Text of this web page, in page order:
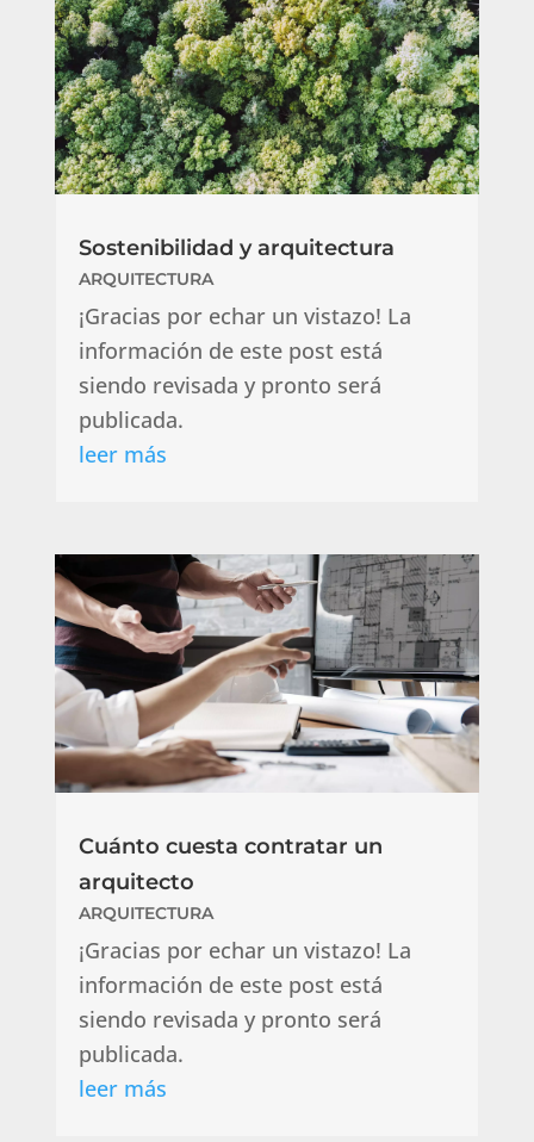
Sostenibilidad y arquitectura
ARQUITECTURA
¡Gracias por echar un vistazo! La
información de este post está
siendo revisada y pronto será
publicada.
leer más
Cuánto cuesta contratar un
arquitecto
ARQUITECTURA
¡Gracias por echar un vistazo! La
información de este post está
siendo revisada y pronto será
publicada.
leer más